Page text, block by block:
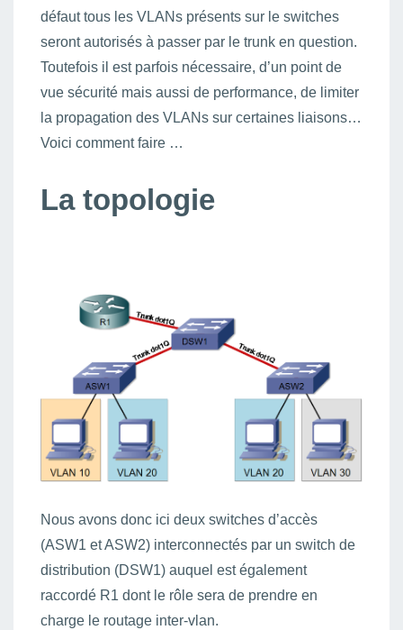
défaut tous les VLANs présents sur le switches
seront autorisés à passer par le trunk en question.
Toutefois il est parfois nécessaire, d’un point de
vue sécurité mais aussi de performance, de limiter
la propagation des VLANs sur certaines liaisons…
Voici comment faire …
La topologie
Nous avons donc ici deux switches d’accès
(ASW1 et ASW2) interconnectés par un switch de
distribution (DSW1) auquel est également
raccordé R1 dont le rôle sera de prendre en
charge le routage inter-vlan.